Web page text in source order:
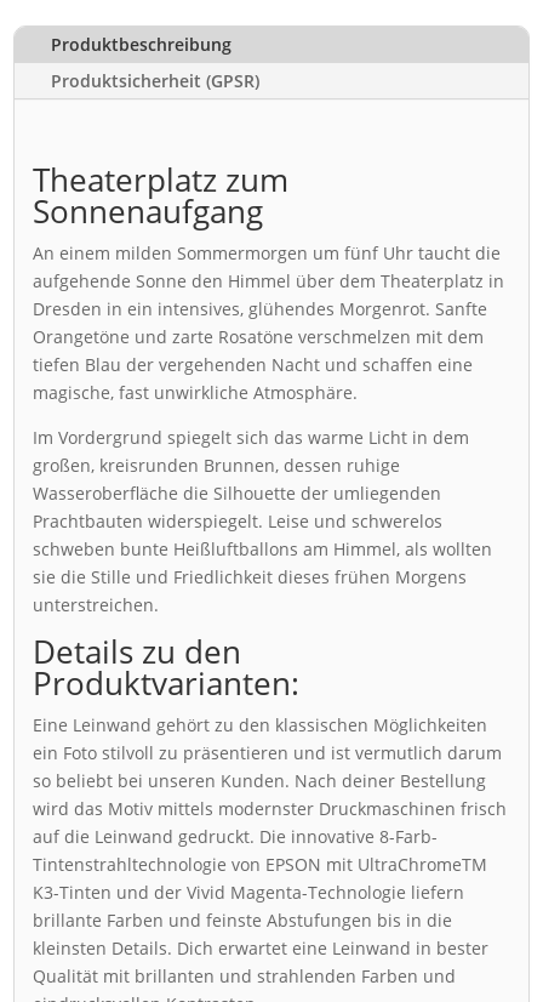
Produktbeschreibung
Produktsicherheit (GPSR)
Theaterplatz zum
Sonnenaufgang
An einem milden Sommermorgen um fünf Uhr taucht die
aufgehende Sonne den Himmel über dem Theaterplatz in
Dresden in ein intensives, glühendes Morgenrot. Sanfte
Orangetöne und zarte Rosatöne verschmelzen mit dem
tiefen Blau der vergehenden Nacht und schaffen eine
magische, fast unwirkliche Atmosphäre.
Im Vordergrund spiegelt sich das warme Licht in dem
großen, kreisrunden Brunnen, dessen ruhige
Wasseroberfläche die Silhouette der umliegenden
Prachtbauten widerspiegelt. Leise und schwerelos
schweben bunte Heißluftballons am Himmel, als wollten
sie die Stille und Friedlichkeit dieses frühen Morgens
unterstreichen.
Details zu den
Produktvarianten:
Eine Leinwand gehört zu den klassischen Möglichkeiten
ein Foto stilvoll zu präsentieren und ist vermutlich darum
so beliebt bei unseren Kunden. Nach deiner Bestellung
wird das Motiv mittels modernster Druckmaschinen frisch
auf die Leinwand gedruckt. Die innovative 8-Farb-
Tintenstrahltechnologie von EPSON mit UltraChromeTM
K3-Tinten und der Vivid Magenta-Technologie liefern
brillante Farben und feinste Abstufungen bis in die
kleinsten Details. Dich erwartet eine Leinwand in bester
Qualität mit brillanten und strahlenden Farben und